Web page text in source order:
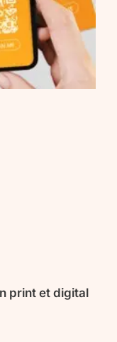
print et digital